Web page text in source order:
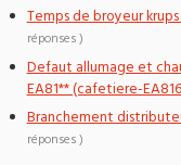
Temps de broyeur
réponses )
Defaut allumage et
EA81** (cafetiere-
Branchement
réponses )